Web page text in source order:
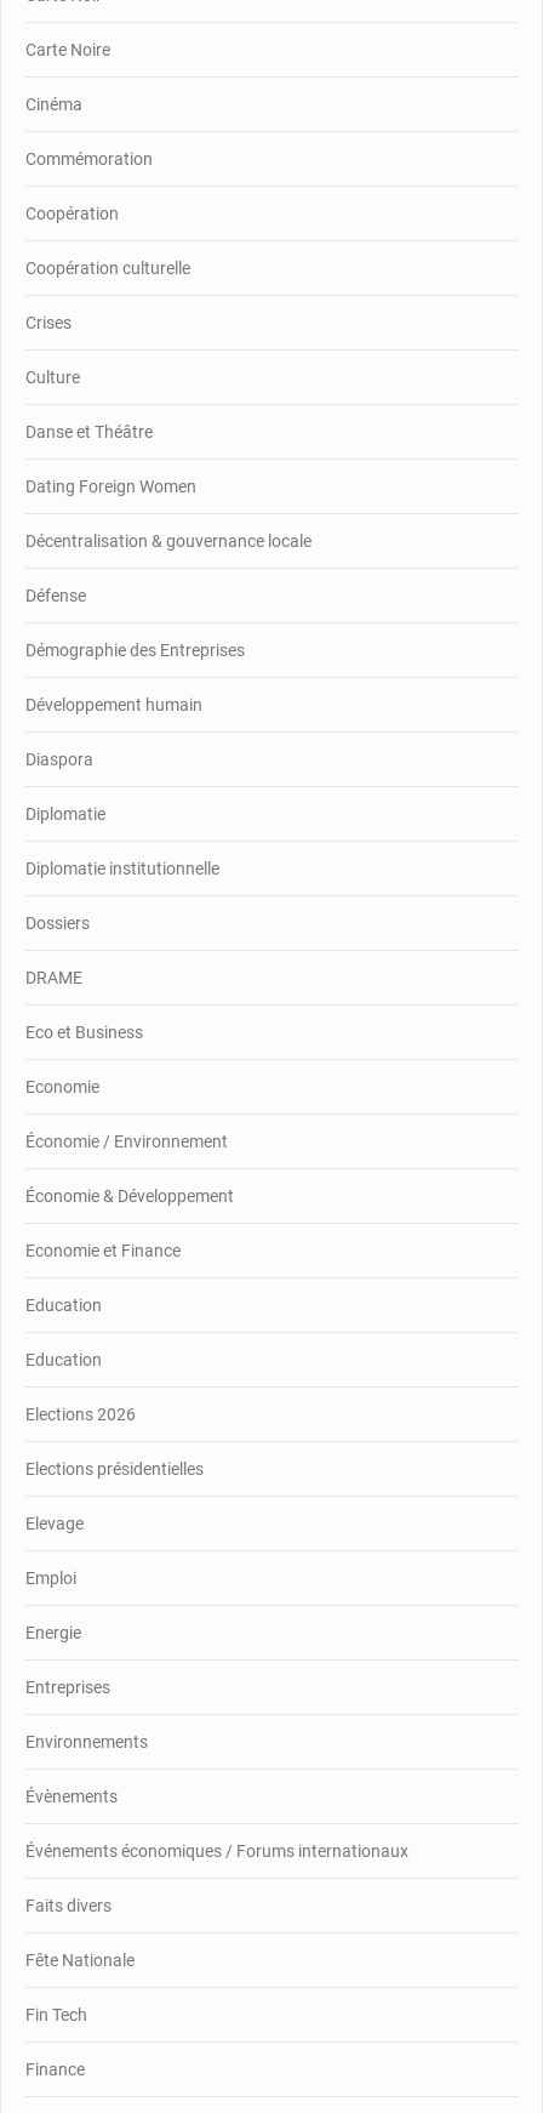
Carte Noire
Cinéma
Commémoration
Coopération
Coopération culturelle
Crises
Culture
Danse et Théâtre
Dating Foreign Women
Décentralisation & gouvernance locale
Défense
Démographie des Entreprises
Développement humain
Diaspora
Diplomatie
Diplomatie institutionnelle
Dossiers
DRAME
Eco et Business
Economie
Économie / Environnement
Économie & Développement
Economie et Finance
Education
Education
Elections 2026
Elections présidentielles
Elevage
Emploi
Energie
Entreprises
Environnements
Évènements
Événements économiques / Forums internationaux
Faits divers
Fête Nationale
Fin Tech
Finance